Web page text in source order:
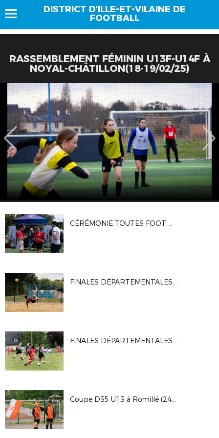
DISTRICT D'ILLE-ET-VILAINE DE
FOOTBALL
RASSEMBLEMENT FÉMININ U13F-U14F À
NOYAL-CHÂTILLON(18-19/02/25)
CÉRÉMONIE TOUTES FOOT À CLAIREFONTAINE (05/07/2025)
FINALES DÉPARTEMENTALES BEACH SOCCER (25/05/25)
FINALES DÉPARTEMENTALES JEUNES FÉMININES À BOURG-DES-COMPTES (24/05/25)
Coupe D35 U13 à Romillé (24/05/2025)